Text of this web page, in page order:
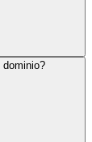
dominio?